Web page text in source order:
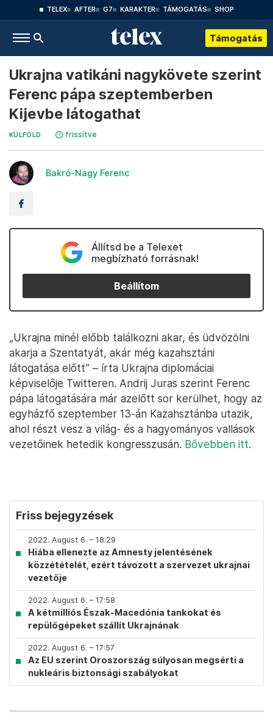
TELEX AFTER G7 KARAKTER TÁMOGATÁS SHOP
Támogatás
Ukrajna vatikáni nagykövete szerint
Ferenc pápa szeptemberben
Kijevbe látogathat
KÜLFÖLD frissítve
Bakró-Nagy Ferenc
Állítsd be a Telexet
megbízható forrásnak!
Beállítom
„Ukrajna minél előbb találkozni akar, és üdvözölni
akarja a Szentatyát, akár még kazahsztáni
látogatása előtt” – írta Ukrajna diplomáciai
képviselője Twitteren. Andrij Juras szerint Ferenc
pápa látogatására már azelőtt sor kerülhet, hogy az
egyházfő szeptember 13-án Kazahsztánba utazik,
ahol részt vesz a világ- és a hagyományos vallások
vezetőinek hetedik kongresszusán. Bővebben itt.
Friss bejegyzések
2022. August 6. – 18:29
Hiába ellenezte az Amnesty jelentésének
közzétételét, ezért távozott a szervezet ukrajnai
vezetője
2022. August 6. – 17:58
A kétmilliós Észak-Macedónia tankokat és
repülőgépeket szállít Ukrajnának
2022. August 6. – 17:57
Az EU szerint Oroszország súlyosan megsérti a
nukleáris biztonsági szabályokat